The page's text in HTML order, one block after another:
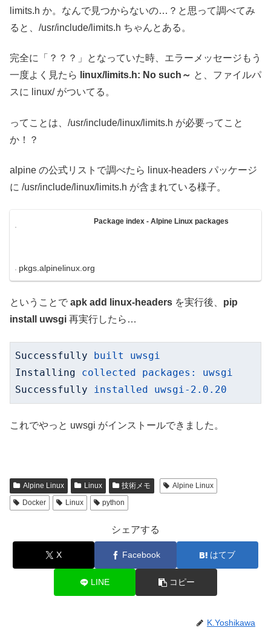
limits.h か。なんで見つからないの…？と思って調べてみ
ると、/usr/include/limits.h ちゃんとある。
完全に「？？？」となっていた時、エラーメッセージもう
一度よく見たら
linux/limits.h: No such～ と、ファイルパ
スに linux/ がついてる。
ってことは、/usr/include/linux/limits.h が必要ってこと
か！？
alpine の公式リストで調べたら linux-headers パッケージ
に /usr/include/linux/limits.h が含まれている様子。
Package index - Alpine Linux packages
pkgs.alpinelinux.org
ということで apk add linux-headers を実行後、 pip
install uwsgi 再実行したら…
Successfully
built uwsgi
Installing
collected packages: uwsgi
Successfully
installed uwsgi-2.0.20
これでやっと uwsgi がインストールできました。
Alpine Linux Linux 技術メモ
Alpine Linux
Docker
Linux python
シェアする
X Facebook はてブ
LINE コピー
K.Yoshikawa